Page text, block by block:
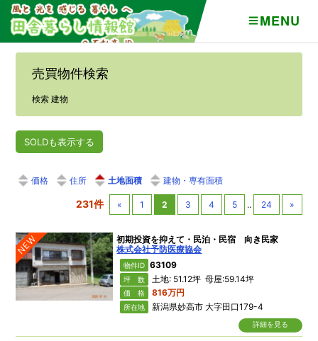
MENU
売買物件検索
検索 建物
SOLDも表示する
価格 住所 土地面積 建物・専有面積
231件 « 1 2 3 4 5 .. 24 »
NEW
初期投資を抑えて・民泊・民宿 向き民家
株式会社予防医療協会
物件ID 63109
坪 数 土地: 51.12坪 母屋:59.14坪
価 格 816万円
所在地 新潟県妙高市 大字田口179-4
詳細を見る